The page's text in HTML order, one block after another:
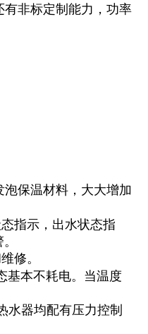
有非标定制能力，功率
泡保温材料，大大增加
指示，出水状态指
修。
基本不耗电。当温度
水器均配有压力控制